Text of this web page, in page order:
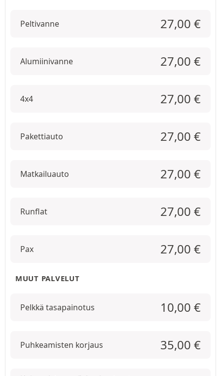
Peltivanne 27,00 €
Alumiinivanne 27,00 €
4x4 27,00 €
Pakettiauto 27,00 €
Matkailuauto 27,00 €
Runflat 27,00 €
Pax 27,00 €
MUUT PALVELUT
Pelkkä tasapainotus 10,00 €
Puhkeamisten korjaus 35,00 €